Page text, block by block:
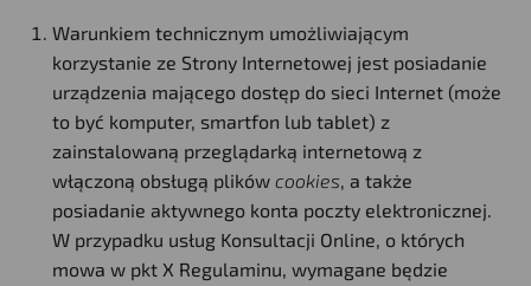
Warunkiem technicznym umożliwiającym
korzystanie ze Strony Internetowej jest posiadanie
urządzenia mającego dostęp do sieci Internet (może
to być komputer, smartfon lub tablet) z
zainstalowaną przeglądarką internetową z
włączoną obsługą plików cookies, a także
posiadanie aktywnego konta poczty elektronicznej.
W przypadku usług Konsultacji Online, o których
mowa w pkt X Regulaminu, wymagane będzie